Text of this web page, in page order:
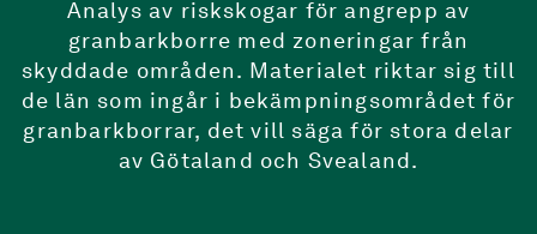
Analys av riskskogar för angrepp av
granbarkborre med zoneringar från
skyddade områden. Materialet riktar sig till
de län som ingår i bekämpningsområdet för
granbarkborrar, det vill säga för stora delar
av Götaland och Svealand.